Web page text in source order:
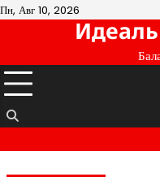
Перейти
Пн, Авг 10, 2026